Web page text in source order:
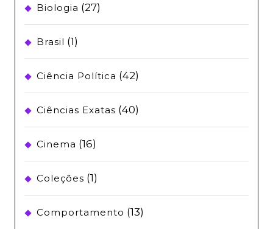
Biologia (27)
Brasil (1)
Ciência Política (42)
Ciências Exatas (40)
Cinema (16)
Coleções (1)
Comportamento (13)